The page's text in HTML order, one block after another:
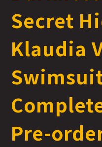
Secret
Klaudia
Pre-